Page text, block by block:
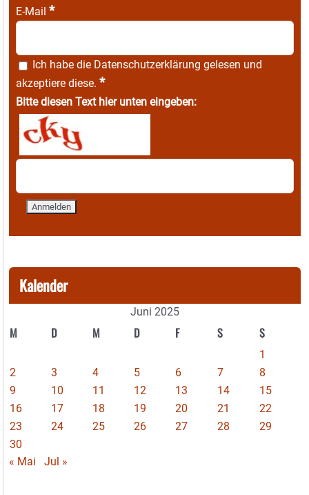
E-Mail *
Ich habe die Datenschutzerklärung gelesen und
akzeptiere diese. *
Bitte diesen Text hier unten eingeben:
Kalender
Juni 2025
M D M D F S S
1
2
3 4 5 6 7
8
9
10 11 12 13 14
15
16
17 18 19 20 21
22
23
24 25 26 27 28
29
30
« Mai
Jul »